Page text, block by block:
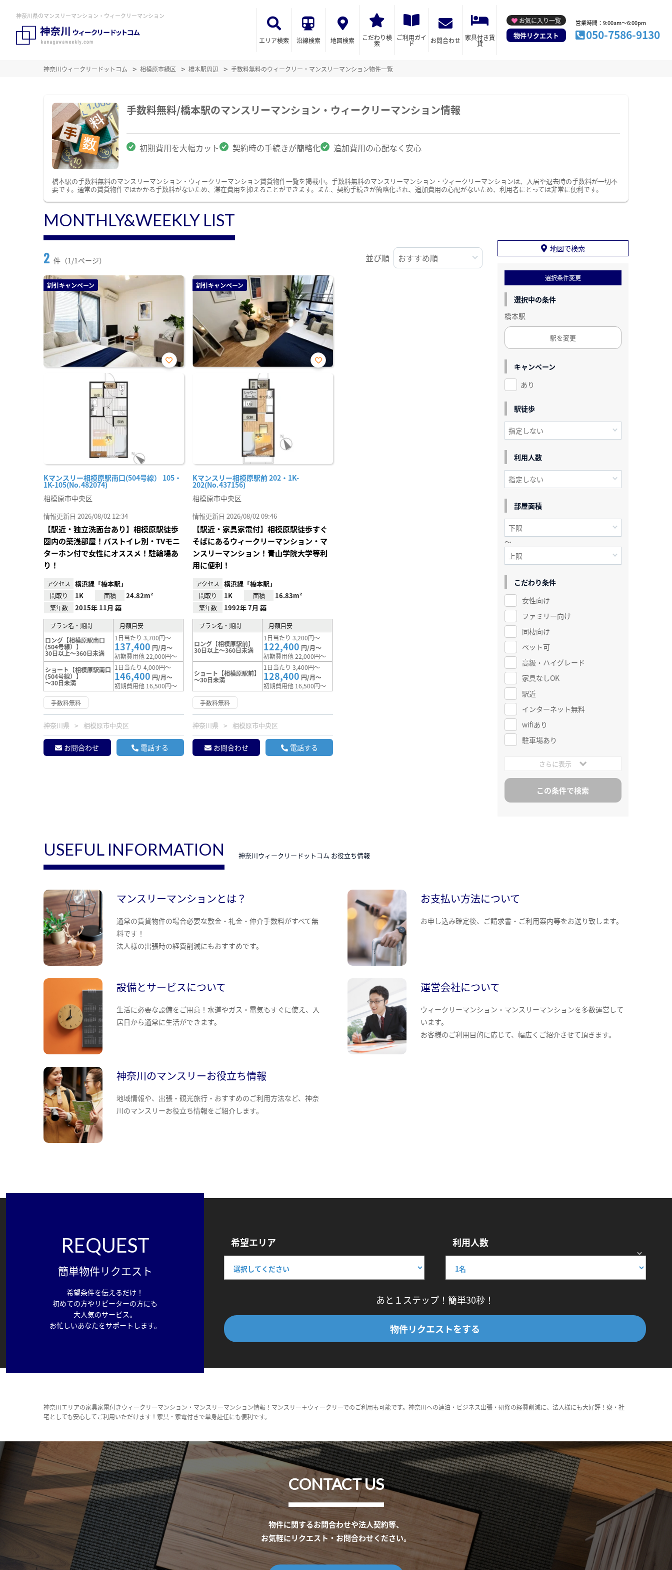
神奈川県のマンスリーマンション・ウィークリーマンション
エリア検索 沿線検索 地図検索 こだわり検
索
ご利用ガイ
ド お問合わせ 家具付き賃
貸
お気に入り一覧
物件リクエスト
営業時間：9:00am～6:00pm
050-7586-9130
神奈川ウィークリードットコム 相模原市緑区 橋本駅周辺 手数料無料のウィークリー・マンスリーマンション物件一覧
手数料無料/橋本駅のマンスリーマンション・ウィークリーマンション情報
初期費用を大幅カット 契約時の手続きが簡略化 追加費用の心配なく安心
橋本駅の手数料無料のマンスリーマンション・ウィークリーマンション賃貸物件一覧を掲載中。手数料無料のマンスリーマンション・ウィークリーマンションは、入居や退去時の手数料が一切不
要です。通常の賃貸物件ではかかる手数料がないため、滞在費用を抑えることができます。また、契約手続きが簡略化され、追加費用の心配がないため、利用者にとっては非常に便利です。
MONTHLY&WEEKLY LIST
2 件（1/1ページ） 並び順
割引キャンペーン
Kマンスリー相模原駅南口(504号線） 105・
1K-105(No.482074)
お気
相模原市中央区
情報更新日 2026/08/02 12:34
【駅近・独立洗面台あり】相模原駅徒歩
圏内の築浅部屋！バストイレ別・TVモニ
ターホン付で女性にオススメ！駐輪場あ
り！
アクセス 横浜線「橋本駅」
間取り 1K 面積 24.82m²
築年数 2015年 11月 築
プラン名・期間
月額目安
ロング【相模原駅南口
(504号線）】
30日以上～360日未満
1日当たり 3,700円～
137,400 円/月～
初期費用他 22,000円～
ショート【相模原駅南口
(504号線）】
～30日未満
1日当たり 4,000円～
146,400 円/月～
初期費用他 16,500円～
手数料無料
神奈川県 相模原市中央区
お問合わせ 電話する
割引キャンペーン
Kマンスリー相模原駅前 202・1K-
202(No.437156)
お気
相模原市中央区
情報更新日 2026/08/02 09:46
【駅近・家具家電付】相模原駅徒歩すぐ
そばにあるウィークリーマンション・マ
ンスリーマンション！青山学院大学等利
用に便利！
アクセス 横浜線「橋本駅」
間取り 1K 面積 16.83m²
築年数 1992年 7月 築
プラン名・期間 月額目安
ロング【相模原駅前】
30日以上～360日未満
1日当たり 3,200円～
122,400 円/月～
初期費用他 22,000円～
ショート【相模原駅前】
～30日未満
1日当たり 3,400円～
128,400 円/月～
初期費用他 16,500円～
手数料無料
神奈川県 相模原市中央区
お問合わせ 電話する
地図で検索
選択条件変更
選択中の条件
橋本駅
駅を変更
キャンペーン
あり
駅徒歩
利用人数
部屋面積
～
こだわり条件
女性向け
ファミリー向け
同棲向け
ペット可
高級・ハイグレード
家具なしOK
駅近
インターネット無料
wifiあり
駐車場あり
さらに表示
USEFUL INFORMATION 神奈川ウィークリードットコム お役立ち情報
マンスリーマンションとは？
通常の賃貸物件の場合必要な敷金・礼金・仲介手数料がすべて無
料です！
法人様の出張時の経費削減にもおすすめです。
お支払い方法について
お申し込み確定後、ご請求書・ご利用案内等をお送り致します。
設備とサービスについて
生活に必要な設備をご用意！水道やガス・電気もすぐに使え、入
居日から通常に生活ができます。
運営会社について
ウィークリーマンション・マンスリーマンションを多数運営して
います。
お客様のご利用目的に応じて、幅広くご紹介させて頂きます。
神奈川のマンスリーお役立ち情報
地域情報や、出張・観光旅行・おすすめのご利用方法など、神奈
川のマンスリーお役立ち情報をご紹介します。
REQUEST
簡単物件リクエスト
希望条件を伝えるだけ！
初めての方やリピーターの方にも
大人気のサービス。
お忙しいあなたをサポートします。
希望エリア 利用人数
あと１ステップ！簡単30秒！
物件リクエストをする
神奈川エリアの家具家電付きウィークリーマンション・マンスリーマンション情報！マンスリー＋ウィークリーでのご利用も可能です。神奈川への連泊・ビジネス出張・研修の経費削減に、法人様にも大好評！寮・社
宅としても安心してご利用いただけます！家具・家電付きで単身赴任にも便利です。
CONTACT US
物件に関するお問合わせや法人契約等、
お気軽にリクエスト・お問合わせください。